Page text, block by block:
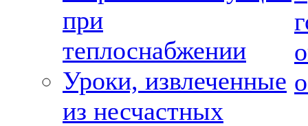
при
теплоснабжении
Уроки, извлеченные
из несчастных